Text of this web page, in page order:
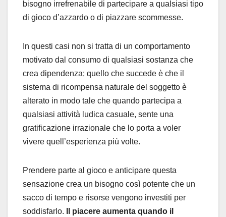
bisogno irrefrenabile di partecipare a qualsiasi tipo
di gioco d’azzardo o di piazzare scommesse.
In questi casi non si tratta di un comportamento
motivato dal consumo di qualsiasi sostanza che
crea dipendenza; quello che succede è che il
sistema di ricompensa naturale del soggetto è
alterato in modo tale che quando partecipa a
qualsiasi attività ludica casuale, sente una
gratificazione irrazionale che lo porta a voler
vivere quell’esperienza più volte.
Prendere parte al gioco e anticipare questa
sensazione crea un bisogno così potente che un
sacco di tempo e risorse vengono investiti per
soddisfarlo.
Il piacere aumenta quando il